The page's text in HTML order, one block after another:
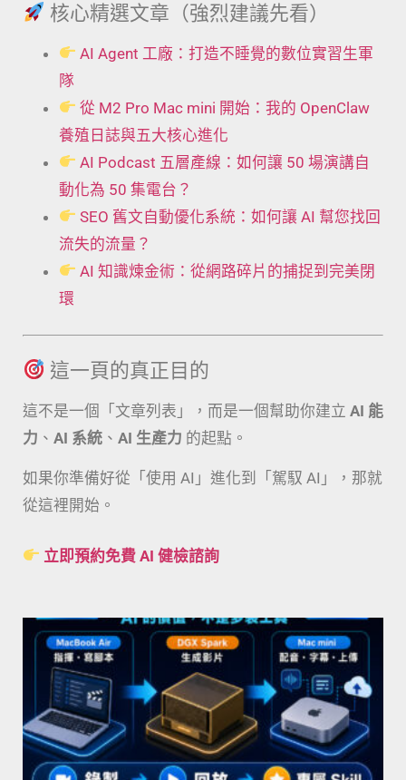
核心精選文章（強烈建議先看）
AI Agent 工廠：打造不睡覺的數位實習生軍
隊
從 M2 Pro Mac mini 開始：我的 OpenClaw
養殖日誌與五大核心進化
AI Podcast 五層產線：如何讓 50 場演講自
動化為 50 集電台？
SEO 舊文自動優化系統：如何讓 AI 幫您找回
流失的流量？
AI 知識煉金術：從網路碎片的捕捉到完美閉
環
這一頁的真正目的
這不是一個「文章列表」，而是一個幫助你建立 AI 能
力 、 AI 系統 、 AI 生產力 的起點。
如果你準備好從「使用 AI」進化到「駕馭 AI」，那就
從這裡開始。
立即預約免費 AI 健檢諮詢